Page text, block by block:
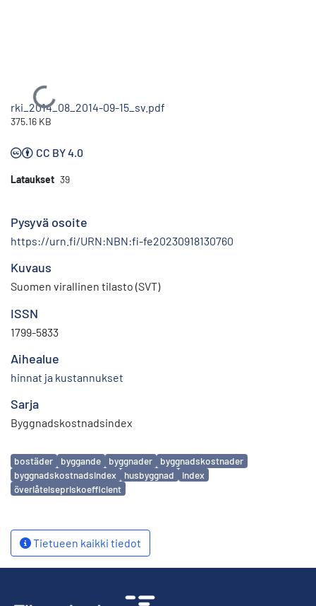
Ladataan...
rki_2014_08_2014-09-15_sv.pdf
375.16 KB
CC BY 4.0
Lataukset 39
Pysyvä osoite
https://urn.fi/URN:NBN:fi-fe20230918130760
Kuvaus
Suomen virallinen tilasto (SVT)
ISSN
1799-5833
Aihealue
hinnat ja kustannukset
Sarja
Byggnadskostnadsindex
Avainsanat
bostäder byggande byggnader
byggnadskostnader
byggnadskostnadsindex
husbyggnad
index
överlåtelsepriskoefficient
Tietueen kaikki tiedot